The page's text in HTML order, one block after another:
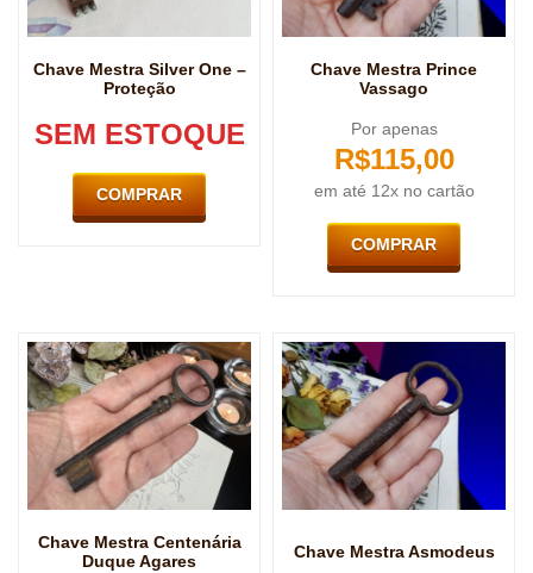
Chave Mestra Silver One –
Proteção
SEM ESTOQUE
COMPRAR
Chave Mestra Prince
Vassago
Por apenas
R$115,00
em até 12x no cartão
COMPRAR
Chave Mestra Centenária
Duque Agares
Chave Mestra Asmodeus